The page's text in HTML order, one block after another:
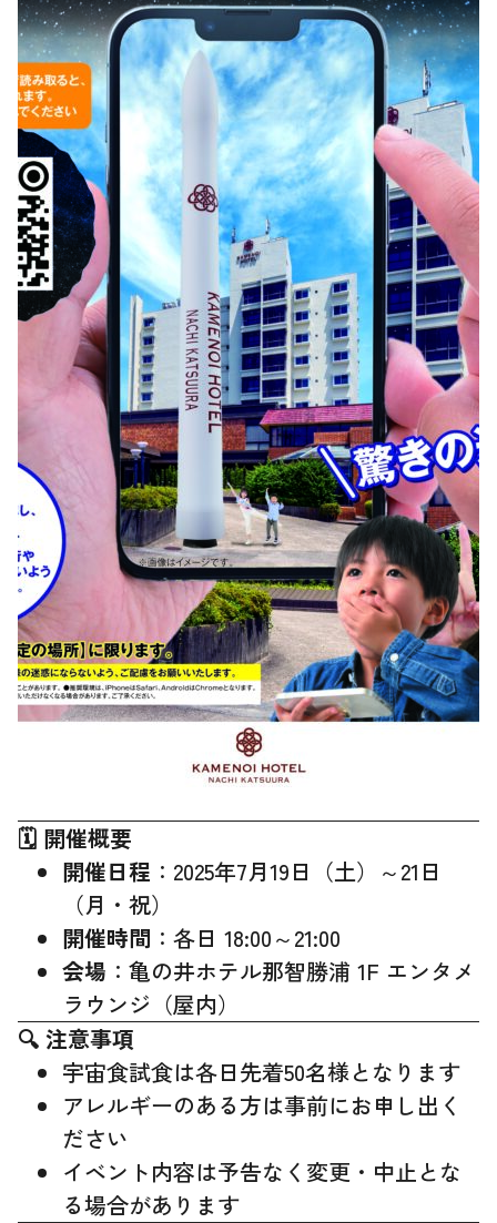
🗓 開催概要
開催日程 ：2025年7月19日（土）～21日
（月・祝）
開催時間 ：各日 18:00～21:00
会場 ：亀の井ホテル那智勝浦 1F エンタメ
ラウンジ（屋内）
🔍 注意事項
宇宙食試食は各日先着50名様となります
アレルギーのある方は事前にお申し出く
ださい
イベント内容は予告なく変更・中止とな
る場合があります